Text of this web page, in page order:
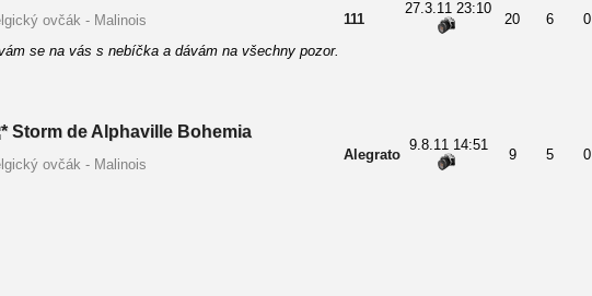
ovčák - Malinois
se na vás s nebíčka a dávám na všechny pozor.
111
27.3.11 23:10
20 6 0
Storm de Alphaville Bohemia
ovčák - Malinois
Alegrato
9.8.11 14:51
9 5 0